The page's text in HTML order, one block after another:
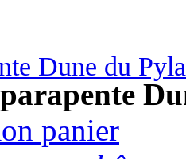
Dune du
panier